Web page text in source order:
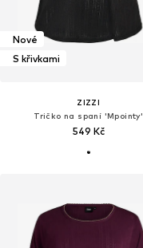
Nové
S křivkami
ZIZZI
Tričko na spaní 'Mpointy'
549 Kč